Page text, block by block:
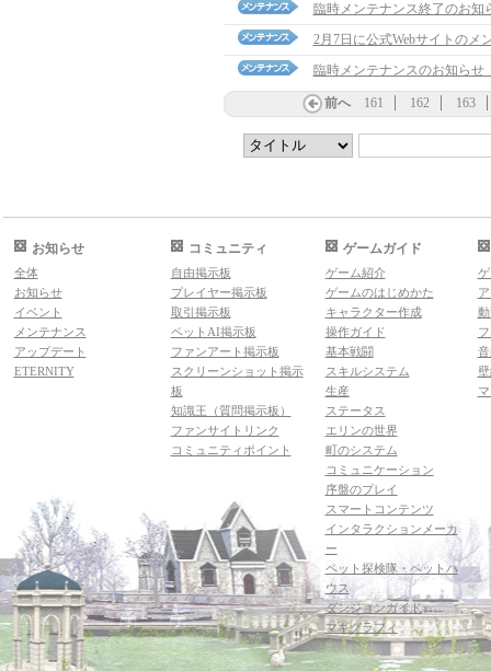
臨時メンテナンス終了のお知
2月7日に公式Webサイトのメ
臨時メンテナンスのお知らせ
前へ 161 162 163
お知らせ
全体
お知らせ
イベント
メンテナンス
アップデート
ETERNITY
コミュニティ
自由掲示板
プレイヤー掲示板
取引掲示板
ペットAI掲示板
ファンアート掲示板
スクリーンショット掲示
板
知識王（質問掲示板）
ファンサイトリンク
コミュニティポイント
ゲームガイド
ゲーム紹介
ゲームのはじめかた
キャラクター作成
操作ガイド
基本戦闘
スキルシステム
生産
ステータス
エリンの世界
町のシステム
コミュニケーション
序盤のプレイ
スマートコンテンツ
インタラクションメーカ
ー
ペット探検隊・ペットハ
ウス
ダンジョンガイド
マギグラフィ